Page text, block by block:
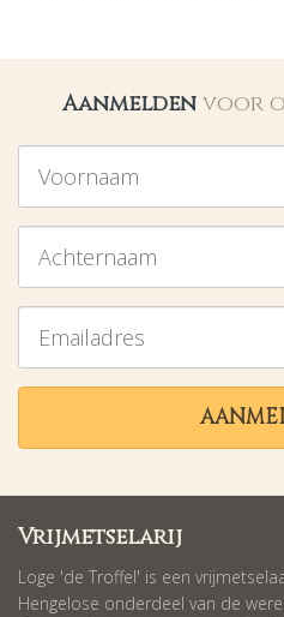
Aanmelden voor
Vrijmetselarij
Loge 'de Troffel' is een
Hengelose onderdeel van de